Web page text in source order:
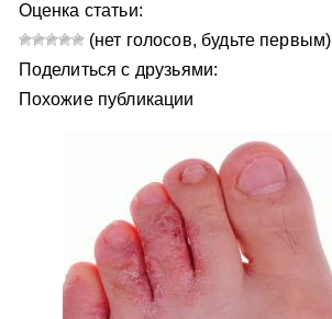
Оценка статьи:
(нет голосов, будьте первым)
Поделиться с друзьями:
Похожие публикации